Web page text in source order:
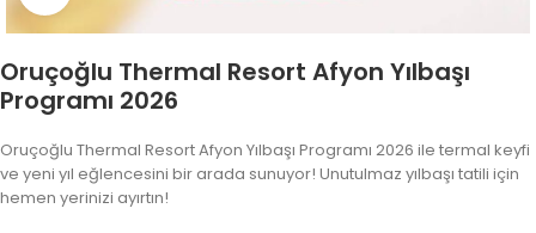
Oruçoğlu Thermal Resort Afyon Yılbaşı
Programı 2026
Oruçoğlu Thermal Resort Afyon Yılbaşı Programı 2026 ile termal keyfi
ve yeni yıl eğlencesini bir arada sunuyor! Unutulmaz yılbaşı tatili için
hemen yerinizi ayırtın!